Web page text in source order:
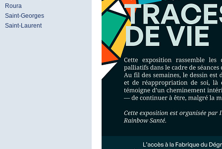
Roura
Saint-Georges
Saint-Laurent